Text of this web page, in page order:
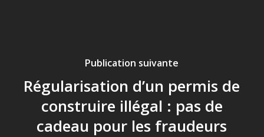
Publication suivante
Régularisation d’un permis de
construire illégal : pas de
cadeau pour les fraudeurs